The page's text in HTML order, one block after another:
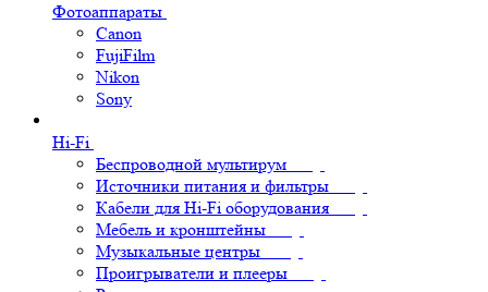
Фотоаппараты
Canon
FujiFilm
Nikon
Sony
Hi-Fi
Беспроводной мультирум
Источники питания и фильтры
Кабели для Hi-Fi оборудования
Мебель и кронштейны
Музыкальные центры
Проигрыватели и плееры